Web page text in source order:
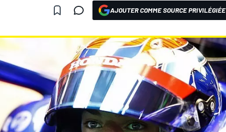
AJOUTER COMME SOURCE PRIVILÉGIÉE